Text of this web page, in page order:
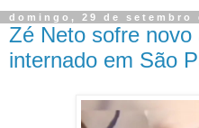
domingo, 29 de setembro
Zé Neto sofre novo
internado em São